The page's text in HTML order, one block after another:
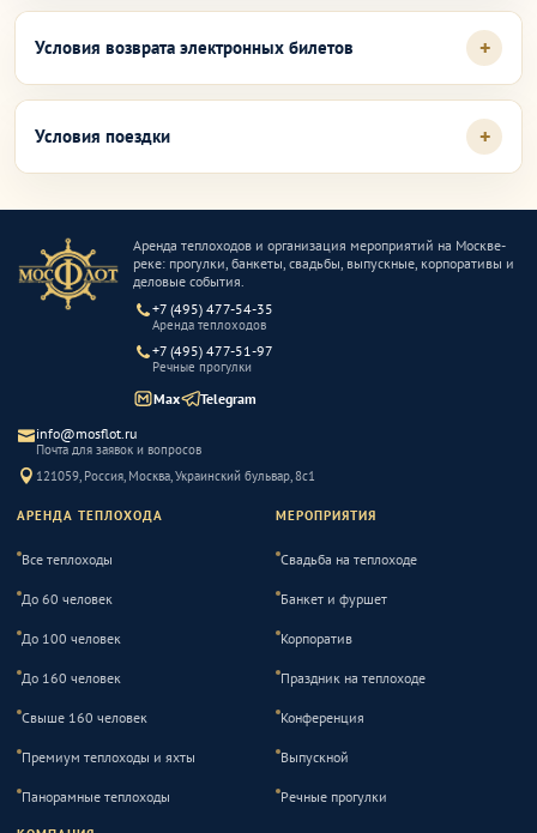
Условия возврата электронных билетов
Условия поездки
Аренда теплоходов и организация мероприятий на Москве-
реке: прогулки, банкеты, свадьбы, выпускные, корпоративы и
деловые события.
+7 (495) 477-54-35
Аренда теплоходов
+7 (495) 477-51-97
Речные прогулки
info@mosflot.ru
Почта для заявок и вопросов
121059, Россия, Москва, Украинский бульвар, 8с1
Max Telegram
АРЕНДА ТЕПЛОХОДА
Все теплоходы
До 60 человек
До 100 человек
До 160 человек
Свыше 160 человек
Премиум теплоходы и яхты
Панорамные теплоходы
МЕРОПРИЯТИЯ
Свадьба на теплоходе
Банкет и фуршет
Корпоратив
Праздник на теплоходе
Конференция
Выпускной
Речные прогулки